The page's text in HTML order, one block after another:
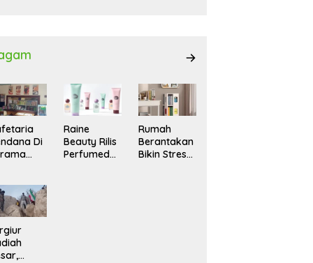
Di
Raine
Beauty Rilis
Perfumed
Rumah
Berantakan
Bikin Stres?